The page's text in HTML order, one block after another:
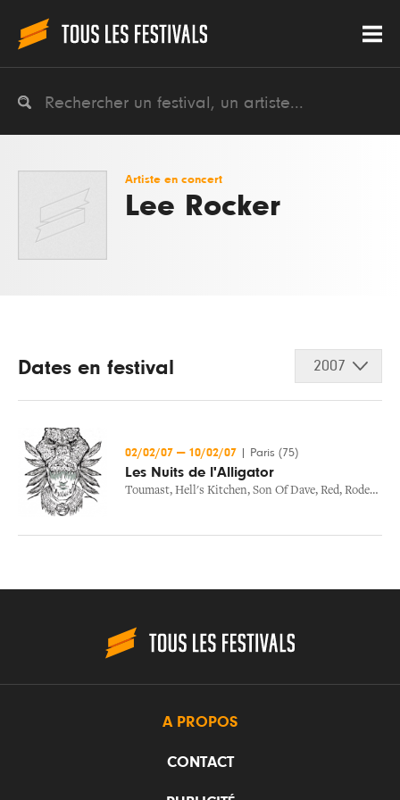
Artiste en concert
Lee Rocker
Dates en festival 2007
02/02/07 — 10/02/07 Paris (75)
Les Nuits de l'Alligator
Toumast, Hell's Kitchen, Son Of Dave, Red, Rodeo Massacre
A PROPOS
CONTACT